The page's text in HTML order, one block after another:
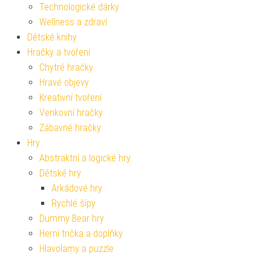
Technologické dárky
Wellness a zdraví
Dětské knihy
Hračky a tvoření
Chytré hračky
Hravé objevy
Kreativní tvoření
Venkovní hračky
Zábavné hračky
Hry
Abstraktní a logické hry
Dětské hry
Arkádové hry
Rychlé šípy
Dummy Bear hry
Herní trička a doplňky
Hlavolamy a puzzle